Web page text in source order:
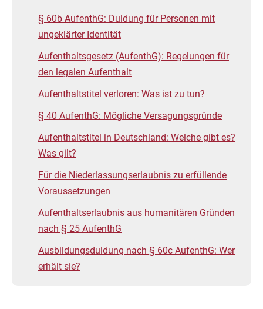
§ 60b AufenthG: Duldung für Personen mit
ungeklärter Identität
Aufenthaltsgesetz (AufenthG): Regelungen für
den legalen Aufenthalt
Aufenthaltstitel verloren: Was ist zu tun?
§ 40 AufenthG: Mögliche Versagungsgründe
Aufenthaltstitel in Deutschland: Welche gibt es?
Was gilt?
Für die Niederlassungserlaubnis zu erfüllende
Voraussetzungen
Aufenthaltserlaubnis aus humanitären Gründen
nach § 25 AufenthG
Ausbildungsduldung nach § 60c AufenthG: Wer
erhält sie?